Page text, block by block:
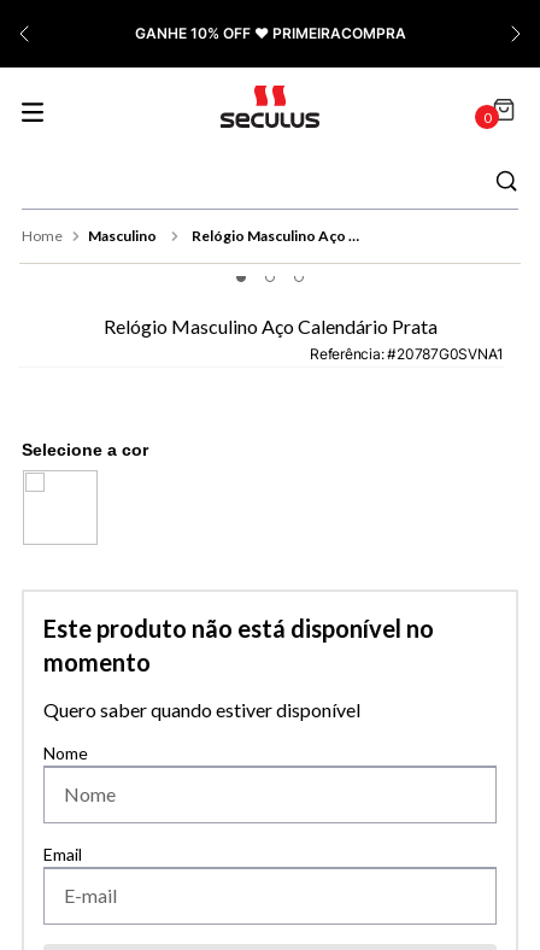
GANHE 10% OFF ❤️ PRIMEIRACOMPRA
0
Masculino Relógio Masculino Aço Calendário Prata
Relógio Masculino Aço Calendário Prata
Referência: 20787G0SVNA1
Este produto não está disponível no
momento
Quero saber quando estiver disponível
9º